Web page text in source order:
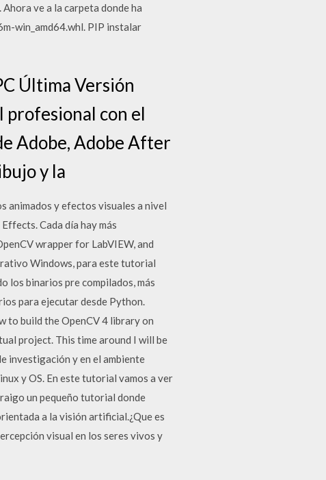
ve a la carpeta donde ha
win_amd64.whl. PIP instalar
Última Versión
profesional con el
Adobe, Adobe After
y la
y efectos visuales a nivel
Cada día hay más
wrapper for LabVIEW, and
Windows, para este tutorial
los binarios pre compilados, más
para ejecutar desde Python.
to build the OpenCV 4 library on
project. This time around I will be
investigación y en el ambiente
y OS. En este tutorial vamos a ver
un pequeño tutorial donde
a la visión artificial.¿Que es
visual en los seres vivos y